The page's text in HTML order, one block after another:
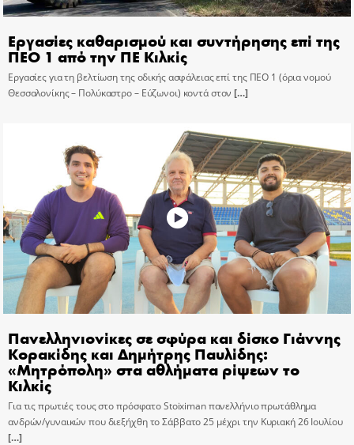
Εργασίες καθαρισμού και συντήρησης επί της
ΠΕΟ 1 από την ΠΕ Κιλκίς
Εργασίες για τη βελτίωση της οδικής ασφάλειας επί της ΠΕΟ 1 (όρια νομού
Θεσσαλονίκης – Πολύκαστρο – Εύζωνοι) κοντά στον […]
Πανελληνιονίκες σε σφύρα και δίσκο Γιάννης
Κορακίδης και Δημήτρης Παυλίδης:
«Μητρόπολη» στα αθλήματα ρίψεων το
Κιλκίς
Για τις πρωτιές τους στο πρόσφατο Stoiximan πανελλήνιο πρωτάθλημα
ανδρών/γυναικών που διεξήχθη το Σάββατο 25 μέχρι την Κυριακή 26 Ιουλίου
[…]